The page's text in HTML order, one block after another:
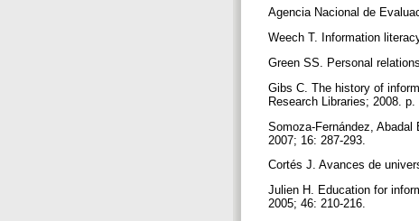
Agencia Nacional de
Weech T. Information
Green SS. Personal
Gibs C. The history of
Research Libraries; 2008. p.
Somoza-Fernández,
2007; 16: 287-293.
Cortés J. Avances de
Julien H. Education for
2005; 46: 210-216.